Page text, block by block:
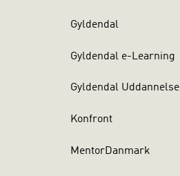
Gyldendal
Gyldendal e-Learning
Gyldendal Uddannelse
Konfront
MentorDanmark